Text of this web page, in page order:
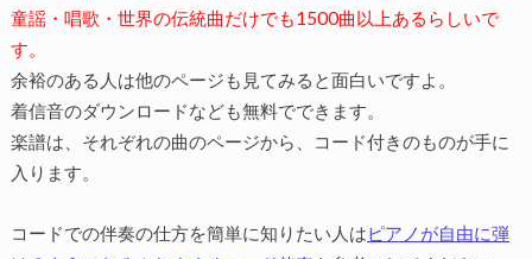
童謡・唱歌・世界の伝統曲だけでも1500曲以上あるらしいで
す。
余裕のある人は他のページも見てみると面白いですよ。
着信音のダウンロードなども無料でできます。
楽譜は、それぞれの曲のページから、コード付きのものが手に
入ります。
コードでの伴奏の仕方を簡単に知りたい人はピアノが自由に弾